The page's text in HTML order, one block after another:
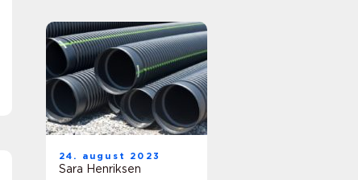
24. august 2023
Sara Henriksen